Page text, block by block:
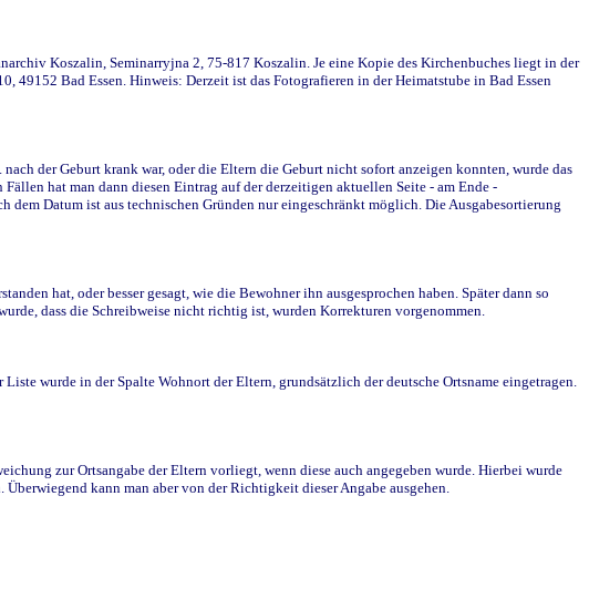
Koszalin, Seminarryjna 2, 75-817 Koszalin. Je eine Kopie des Kirchenbuches liegt in der
49152 Bad Essen. Hinweis: Derzeit ist das Fotografieren in der Heimatstube in Bad Essen
der Geburt krank war, oder die Eltern die Geburt nicht sofort anzeigen konnten, wurde das
hat man dann diesen Eintrag auf der derzeitigen aktuellen Seite - am Ende -
Datum ist aus technischen Gründen nur eingeschränkt möglich. Die Ausgabesortierung
hat, oder besser gesagt, wie die Bewohner ihn ausgesprochen haben. Später dann so
dass die Schreibweise nicht richtig ist, wurden Korrekturen vorgenommen.
wurde in der Spalte Wohnort der Eltern, grundsätzlich der deutsche Ortsname eingetragen.
zur Ortsangabe der Eltern vorliegt, wenn diese auch angegeben wurde. Hierbei wurde
kann man aber von der Richtigkeit dieser Angabe ausgehen.